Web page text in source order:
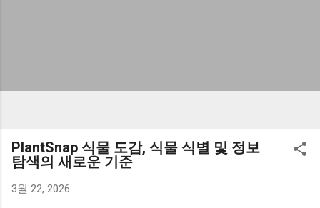
PlantSnap 식물 도감, 식물 식별 및 정보
탐색의 새로운 기준
3월 22, 2026